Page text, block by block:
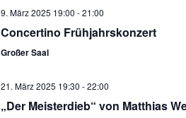
9. März 2025 19:00 -21:00
Concertino Frühjahrskonzert
Großer Saal
21. März 2025 19:30 -22:00
„Der Meisterdieb“ von Matthias